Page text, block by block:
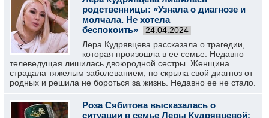
родственницы: «Узнала о диагнозе и
молчала. Не хотела
беспокоить»
24.04.2024
Лера Кудрявцева рассказала о трагедии,
которая произошла в ее семье. Недавно
телеведущая лишилась двоюродной сестры. Женщина
страдала тяжелым заболеванием, но скрыла свой диагноз от
родных и решила не бороться за жизнь. Недавно ее не стало.
Роза Сябитова высказалась о
ситуации в семье Леры Кудрявцевой: